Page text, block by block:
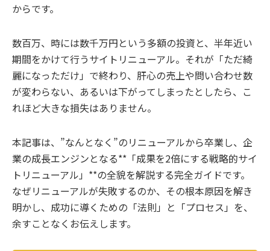
からです。
数百万、時には数千万円という多額の投資と、半年近い
期間をかけて行うサイトリニューアル。それが「ただ綺
麗になっただけ」で終わり、肝心の売上や問い合わせ数
が変わらない、あるいは下がってしまったとしたら、こ
れほど大きな損失はありません。
本記事は、”なんとなく”のリニューアルから卒業し、企
業の成長エンジンとなる**「成果を2倍にする戦略的サイ
トリニューアル」**の全貌を解説する完全ガイドです。
なぜリニューアルが失敗するのか、その根本原因を解き
明かし、成功に導くための「法則」と「プロセス」を、
余すことなくお伝えします。